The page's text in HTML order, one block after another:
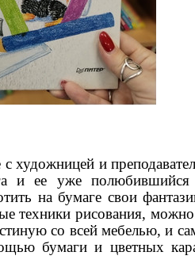
с художницей и
и ее уже полюбившийся
на бумаге свои
техники рисования,
со всей мебелью, и
бумаги и цветных